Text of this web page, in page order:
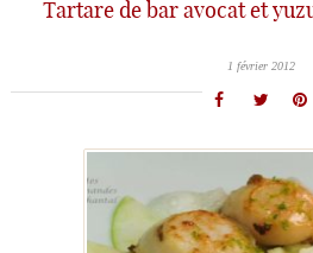
Tartare de bar avocat et
1 février 2012